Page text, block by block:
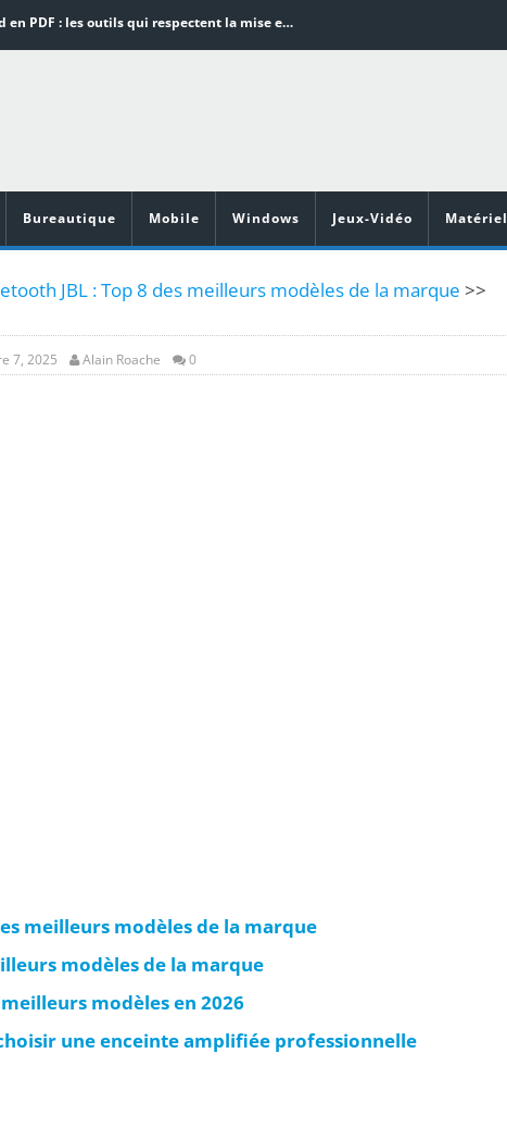
Word en PDF : les outils qui respectent la mise en page
Vidéoprojecteurs Asus : Top 6 des meilleurs modèles de la marque
Bureautique Mobile Windows Jeux-Vidéo Matériel
JBL : Top 8 des meilleurs modèles de la marque >>
7, 2025 Alain Roache 0
meilleurs modèles de la marque
modèles de la marque
modèles en 2026
une enceinte amplifiée professionnelle